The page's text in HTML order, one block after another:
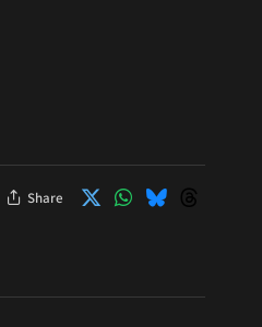
Share